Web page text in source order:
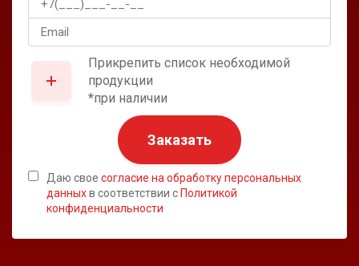
Прикрепить список необходимой
продукции
*при наличии
Заказать
Даю свое согласие на обработку персональных
данныхв соответствии с Политикой
конфиденциальности